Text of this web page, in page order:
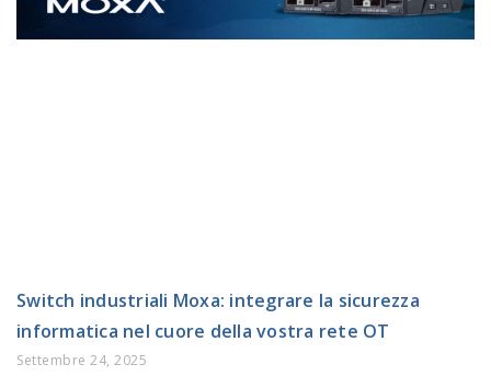
Switch industriali Moxa: integrare la sicurezza
informatica nel cuore della vostra rete OT
Settembre 24, 2025